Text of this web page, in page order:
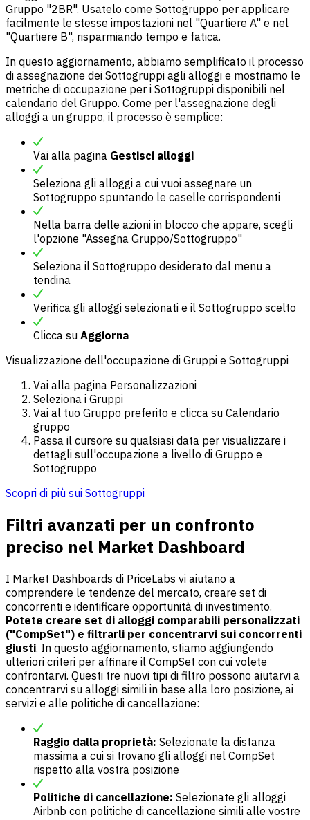
Gruppo "2BR". Usatelo come Sottogruppo per applicare
facilmente le stesse impostazioni nel "Quartiere A" e nel
"Quartiere B", risparmiando tempo e fatica.
In questo aggiornamento, abbiamo semplificato il processo
di assegnazione dei Sottogruppi agli alloggi e mostriamo le
metriche di occupazione per i Sottogruppi disponibili nel
calendario del Gruppo. Come per l'assegnazione degli
alloggi a un gruppo, il processo è semplice:
Vai alla pagina Gestisci alloggi
Seleziona gli alloggi a cui vuoi assegnare un
Sottogruppo spuntando le caselle corrispondenti
Nella barra delle azioni in blocco che appare, scegli
l'opzione "Assegna Gruppo/Sottogruppo"
Seleziona il Sottogruppo desiderato dal menu a
tendina
Verifica gli alloggi selezionati e il Sottogruppo scelto
Clicca su Aggiorna
Visualizzazione dell'occupazione di Gruppi e Sottogruppi
Vai alla pagina Personalizzazioni
Seleziona i Gruppi
Vai al tuo Gruppo preferito e clicca su Calendario
gruppo
Passa il cursore su qualsiasi data per visualizzare i
dettagli sull'occupazione a livello di Gruppo e
Sottogruppo
Scopri di più sui Sottogruppi
Filtri avanzati per un confronto
preciso nel Market Dashboard
I Market Dashboards di PriceLabs vi aiutano a
comprendere le tendenze del mercato, creare set di
concorrenti e identificare opportunità di investimento.
Potete creare set di alloggi comparabili personalizzati
("CompSet") e filtrarli per concentrarvi sui concorrenti
giusti. In questo aggiornamento, stiamo aggiungendo
ulteriori criteri per affinare il CompSet con cui volete
confrontarvi. Questi tre nuovi tipi di filtro possono aiutarvi a
concentrarvi su alloggi simili in base alla loro posizione, ai
servizi e alle politiche di cancellazione:
Raggio dalla proprietà: Selezionate la distanza
massima a cui si trovano gli alloggi nel CompSet
rispetto alla vostra posizione
Politiche di cancellazione: Selezionate gli alloggi
Airbnb con politiche di cancellazione simili alle vostre